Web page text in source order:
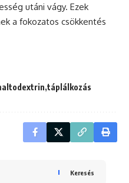
utáni vágy. Ezek
a fokozatos csökkentés
táplálkozás
Keresés